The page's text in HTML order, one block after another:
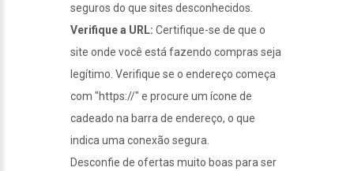
seguros do que sites desconhecidos.
Verifique a URL: Certifique-se de que o
site onde você está fazendo compras seja
legítimo. Verifique se o endereço começa
com "https://" e procure um ícone de
cadeado na barra de endereço, o que
indica uma conexão segura.
Desconfie de ofertas muito boas para ser